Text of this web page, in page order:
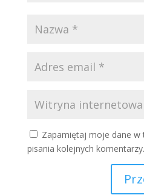
Zapamiętaj moje dane w
pisania kolejnych komentarzy.